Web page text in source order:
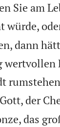
Sie am
würde,
dann
wertvollen
Gott, der
das